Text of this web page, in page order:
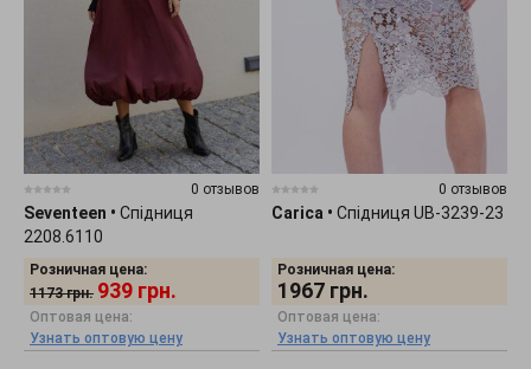
0 отзывов
Seventeen • Спідниця
2208.6110
Розничная цена:
1173 грн. 939 грн.
Оптовая цена:
Узнать оптовую цену
0 отзывов
Carica • Спідниця UB-3239-23
Розничная цена:
1967 грн.
Оптовая цена:
Узнать оптовую цену